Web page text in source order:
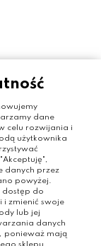
dane
celu rozwijania i
użytkownika
danych przez
powyżej.
dostęp do
i zmienić swoje
lub jej
danych
ponieważ mają